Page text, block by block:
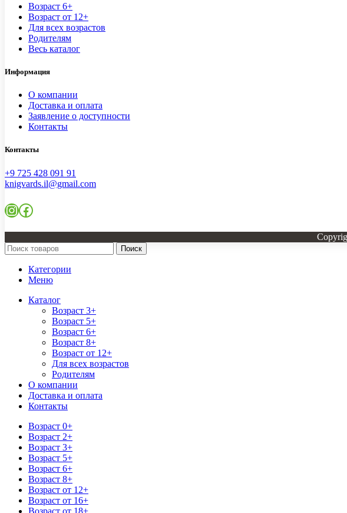
Возраст 6+
Возраст от 12+
Для всех возрастов
Родителям
Весь каталог
Информация
О компании
Доставка и оплата
Заявление о доступности
Контакты
Контакты
+9 725 428 091 91
knigvards.il@gmail.com
Instagram
Facebook
Поиск
Категории
Меню
Каталог
Возраст 3+
Возраст 5+
Возраст 6+
Возраст 8+
Возраст от 12+
Для всех возрастов
Родителям
О компании
Доставка и оплата
Контакты
Возраст 0+
Возраст 2+
Возраст 3+
Возраст 5+
Возраст 6+
Возраст 8+
Возраст от 12+
Возраст от 16+
Возраст от 18+